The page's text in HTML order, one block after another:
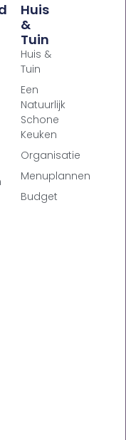
Huis
&
Tuin
Huis &
Tuin
Een
Natuurlijk
Schone
Keuken
Organisatie
Menuplannen
Budget